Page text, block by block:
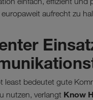
aufrecht zu
least bedeutet gute
nutzen, verlangt Know